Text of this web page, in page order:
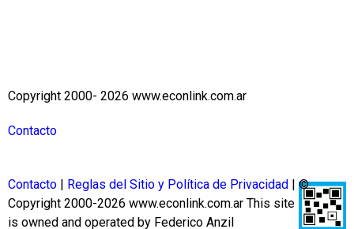
Copyright 2000- 2026 www.econlink.com.ar
Contacto
Contacto | Reglas del Sitio y Política de Privacidad | ©
Copyright 2000-2026 www.econlink.com.ar This site
is owned and operated by Federico Anzil